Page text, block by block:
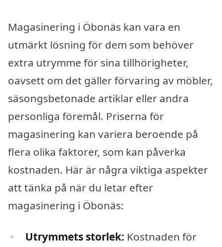
Magasinering i Öbonäs kan vara en
utmärkt lösning för dem som behöver
extra utrymme för sina tillhörigheter,
oavsett om det gäller förvaring av möbler,
säsongsbetonade artiklar eller andra
personliga föremål. Priserna för
magasinering kan variera beroende på
flera olika faktorer, som kan påverka
kostnaden. Här är några viktiga aspekter
att tänka på när du letar efter
magasinering i Öbonäs:
Utrymmets storlek: Kostnaden för